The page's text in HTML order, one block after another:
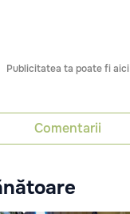
Publicitatea ta poate fi aici
Comentarii